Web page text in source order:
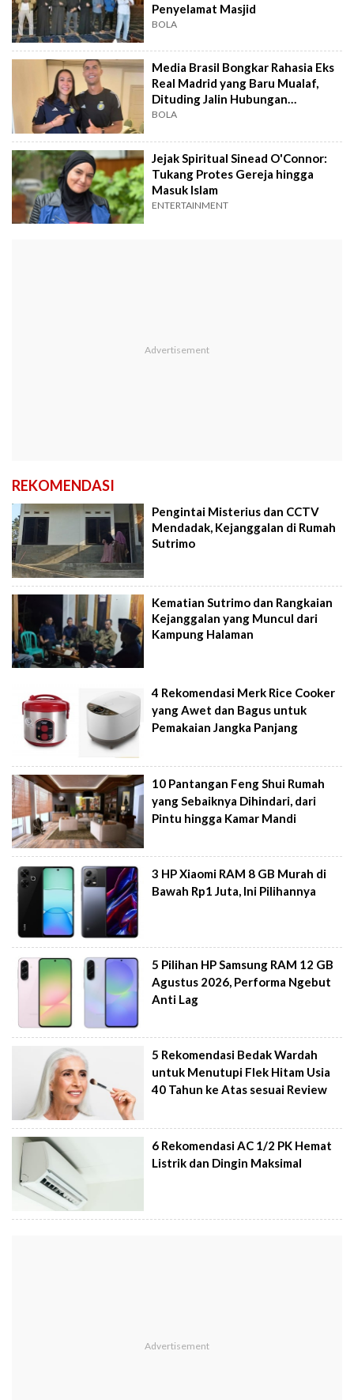
Penyelamat Masjid
BOLA
Media Brasil Bongkar Rahasia Eks
Real Madrid yang Baru Mualaf,
Dituding Jalin Hubungan
Terlarang
BOLA
Jejak Spiritual Sinead O'Connor:
Tukang Protes Gereja hingga
Masuk Islam
ENTERTAINMENT
REKOMENDASI
Pengintai Misterius dan CCTV
Mendadak, Kejanggalan di Rumah
Sutrimo
Kematian Sutrimo dan Rangkaian
Kejanggalan yang Muncul dari
Kampung Halaman
4 Rekomendasi Merk Rice Cooker
yang Awet dan Bagus untuk
Pemakaian Jangka Panjang
10 Pantangan Feng Shui Rumah
yang Sebaiknya Dihindari, dari
Pintu hingga Kamar Mandi
3 HP Xiaomi RAM 8 GB Murah di
Bawah Rp1 Juta, Ini Pilihannya
5 Pilihan HP Samsung RAM 12 GB
Agustus 2026, Performa Ngebut
Anti Lag
5 Rekomendasi Bedak Wardah
untuk Menutupi Flek Hitam Usia
40 Tahun ke Atas sesuai Review
6 Rekomendasi AC 1/2 PK Hemat
Listrik dan Dingin Maksimal